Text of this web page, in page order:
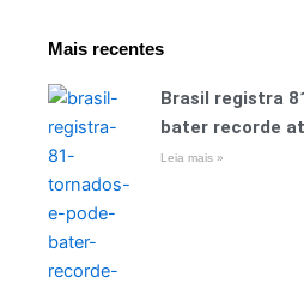
Mais recentes
Brasil registra
bater recorde
Leia mais »